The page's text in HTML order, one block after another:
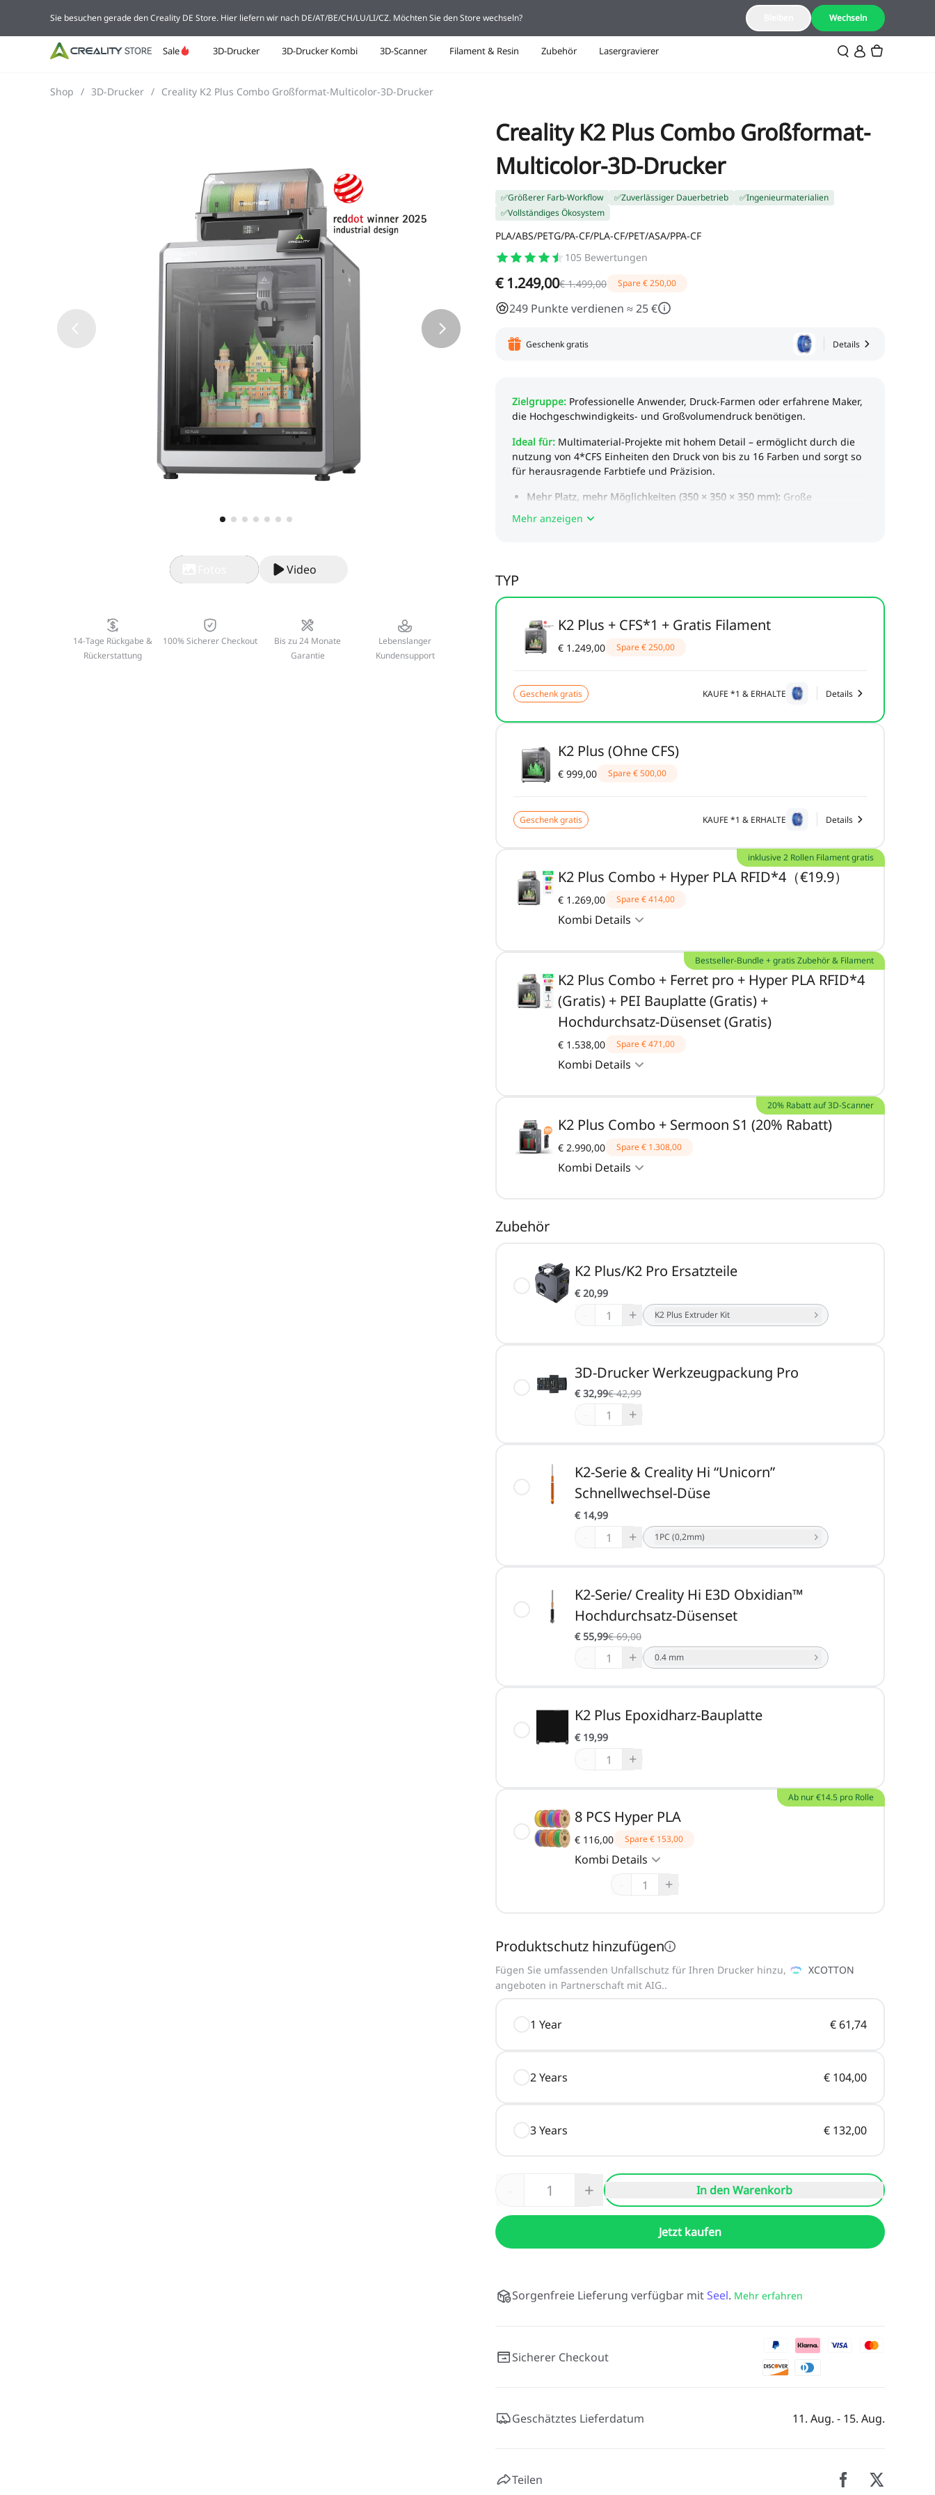
DE(Deutsch)
Sale 3D-Drucker 3D-Drucker Kombi 3D-Scanner Filament & Resin Zubehör Lasergravierer
Shop / 3D-Drucker / Creality K2 Plus Combo Großformat-Multicolor-3D-Drucker
Video
14-Tage Rückgabe &
Rückerstattung
100% Sicherer Checkout
Bis zu 24 Monate
Garantie
Lebenslanger
Kundensupport
Creality K2 Plus Combo Großformat-
Multicolor-3D-Drucker
✅Größerer Farb-Workflow ✅Zuverlässiger Dauerbetrieb
✅Ingenieurmaterialien
✅Vollständiges Ökosystem
PLA/ABS/PETG/PA-CF/PLA-CF/PET/ASA/PPA-CF
105 Bewertungen
€ 1.249,00€ 1.499,00 Spare€ 250,00
249 Punkte verdienen ≈ 25 €
Geschenk gratis Details
Mehr anzeigen
TYP
K2 Plus + CFS*1 + Gratis Filament
€ 1.249,00 Spare€ 250,00
Geschenk gratis KAUFE *1 & ERHALTE Details
K2 Plus (Ohne CFS)
€ 999,00 Spare€ 500,00
Geschenk gratis KAUFE *1 & ERHALTE Details
K2 Plus Combo + Hyper PLA RFID*4（€19.9）
€ 1.269,00 Spare€ 414,00
Kombi Details
inklusive 2 Rollen Filament gratis
K2 Plus Combo + Ferret pro + Hyper PLA RFID*4
(Gratis) + PEI Bauplatte (Gratis) +
Hochdurchsatz-Düsenset (Gratis)
€ 1.538,00 Spare€ 471,00
Kombi Details
Bestseller-Bundle + gratis Zubehör & Filament
K2 Plus Combo + Sermoon S1 (20% Rabatt)
€ 2.990,00 Spare€ 1.308,00
Kombi Details
20% Rabatt auf 3D-Scanner
Zubehör
K2 Plus/K2 Pro Ersatzteile
€ 20,99
+ K2 Plus Extruder Kit
3D-Drucker Werkzeugpackung Pro
€ 42,99
€ 32,99
+
K2-Serie & Creality Hi “Unicorn”
Schnellwechsel-Düse
€ 14,99
+ 1PC (0,2mm)
K2-Serie/ Creality Hi E3D Obxidian™
Hochdurchsatz-Düsenset
€ 69,00
€ 55,99
+ 0.4 mm
K2 Plus Epoxidharz-Bauplatte
€ 19,99
+
8 PCS Hyper PLA
€ 116,00 Spare€ 153,00
Kombi Details
Ab nur €14.5 pro Rolle
+
Produktschutz hinzufügen
Fügen Sie umfassenden Unfallschutz für Ihren Drucker hinzu,
XCOTTON
angeboten in Partnerschaft mit AIG..
1 Year € 61,74
2 Years € 104,00
3 Years € 132,00
+ In den Warenkorb
Jetzt kaufen
Sorgenfreie Lieferung verfügbar mit Seel. Mehr erfahren
Sicherer Checkout
Geschätztes Lieferdatum 11. Aug. - 15. Aug.
Teilen
Sie besuchen gerade den Creality DE Store. Hier liefern wir nach DE/AT/BE/CH/LU/LI/CZ. Möchten Sie den Store wechseln? Wechseln